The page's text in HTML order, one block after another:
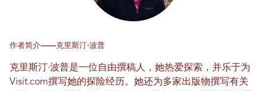
作者简介——克里斯汀·波普
克里斯汀·波普是一位自由撰稿人，她热爱探索，并乐于为
Visit.com撰写她的探险经历。她还为多家出版物撰写有关